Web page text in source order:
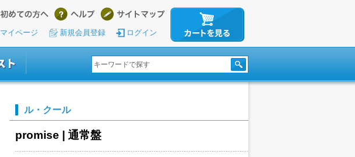
マイページ 新規会員登録 ログイン
ル・クール
promise | 通常盤